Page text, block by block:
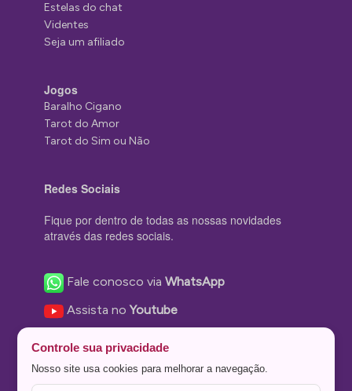
Estelas do chat
Videntes
Seja um afiliado
Jogos
Baralho Cigano
Tarot do Amor
Tarot do Sim ou Não
Redes Sociais
Fique por dentro de todas as nossas novidades
através das redes sociais.
Fale conosco viaWhatsApp
Assista noYoutube
Nos siga no Instagram
Controle sua privacidade
Nosso site usa cookies para melhorar a navegação.